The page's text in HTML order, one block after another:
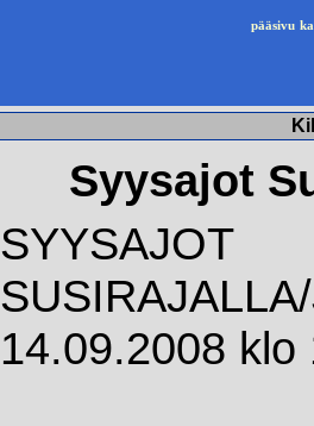
pääsivu
Syysajot
SYYSAJOT
14.09.2008 klo